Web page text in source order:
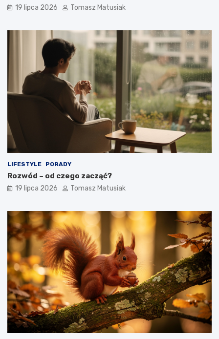
19 lipca 2026 Tomasz Matusiak
LIFESTYLE PORADY
Rozwód – od czego zacząć?
19 lipca 2026 Tomasz Matusiak